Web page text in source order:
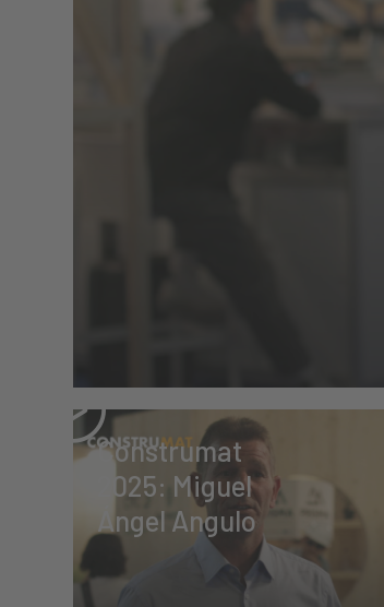
Construmat
2025: Miguel
Ángel Angulo